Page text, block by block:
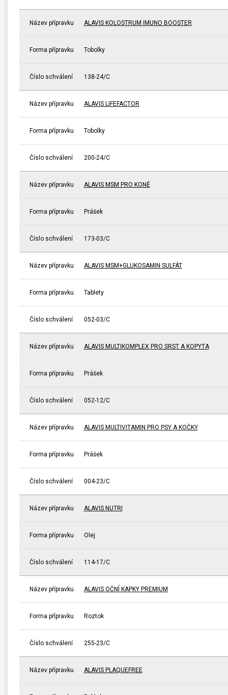
Název přípravku ALAVIS KOLOSTRUM IMUNO BOOSTER
Forma přípravku Tobolky
Číslo schválení 138-24/C
Název přípravku ALAVIS LIFEFACTOR
Forma přípravku Tobolky
Číslo schválení 200-24/C
Název přípravku ALAVIS MSM PRO KONĚ
Forma přípravku Prášek
Číslo schválení 173-03/C
Název přípravku ALAVIS MSM+GLUKOSAMIN SULFÁT
Forma přípravku Tablety
Číslo schválení 052-03/C
Název přípravku ALAVIS MULTIKOMPLEX PRO SRST A KOPYTA
Forma přípravku Prášek
Číslo schválení 052-12/C
Název přípravku ALAVIS MULTIVITAMIN PRO PSY A KOČKY
Forma přípravku Prášek
Číslo schválení 004-23/C
Název přípravku ALAVIS NUTRI
Forma přípravku Olej
Číslo schválení 114-17/C
Název přípravku ALAVIS OČNÍ KAPKY PREMIUM
Forma přípravku Roztok
Číslo schválení 255-23/C
Název přípravku ALAVIS PLAQUEFREE